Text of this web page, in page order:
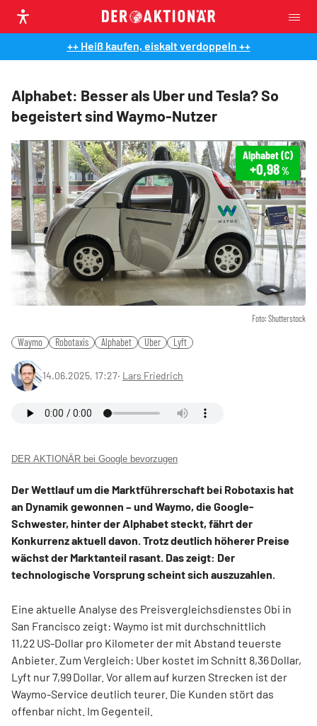
++ Heiß kaufen, eiskalt verdoppeln ++
Alphabet: Besser als Uber und Tesla? So
begeistert sind Waymo-Nutzer
Foto: Shutterstock
Alphabet (C)
+0,98 %
Waymo Robotaxis Alphabet Uber Lyft
14.06.2025, 17:27‧ Lars Friedrich
DER AKTIONÄR bei Google bevorzugen
Der Wettlauf um die Marktführerschaft bei Robotaxis hat
an Dynamik gewonnen – und Waymo, die Google-
Schwester, hinter der Alphabet steckt, fährt der
Konkurrenz aktuell davon. Trotz deutlich höherer Preise
wächst der Marktanteil rasant. Das zeigt: Der
technologische Vorsprung scheint sich auszuzahlen.
Eine aktuelle Analyse des Preisvergleichsdienstes Obi in
San Francisco zeigt: Waymo ist mit durchschnittlich
11,22 US-Dollar pro Kilometer der mit Abstand teuerste
Anbieter. Zum Vergleich: Uber kostet im Schnitt 8,36 Dollar,
Lyft nur 7,99 Dollar. Vor allem auf kurzen Strecken ist der
Waymo-Service deutlich teurer. Die Kunden stört das
offenbar nicht. Im Gegenteil.